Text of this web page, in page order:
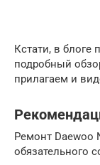
Кстати, в блоге
подробный
прилагаем и
Ремонт Daewoo
обязательного